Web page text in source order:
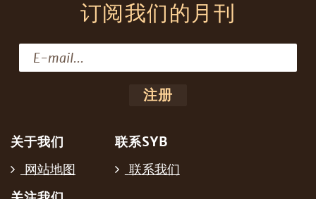
订阅我们的月刊
关于我们
网站地图
联系SYB
联系我们